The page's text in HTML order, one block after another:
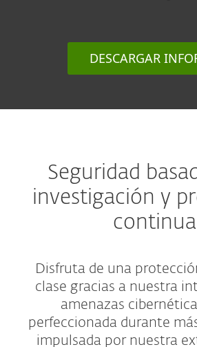
DESCARGAR
Seguridad
investigación y
continua
Disfruta de una
clase gracias a nuestra
amenazas
perfeccionada durante
impulsada por nuestra